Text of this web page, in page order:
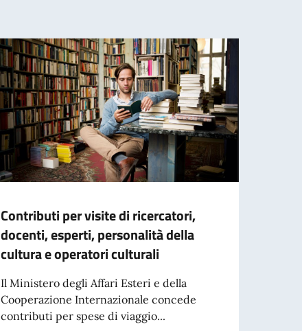
Contributi per visite di ricercatori,
docenti, esperti, personalità della
cultura e operatori culturali
Il Ministero degli Affari Esteri e della
Cooperazione Internazionale concede
contributi per spese di viaggio...